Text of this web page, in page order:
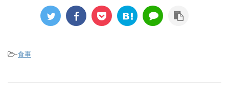
-食事